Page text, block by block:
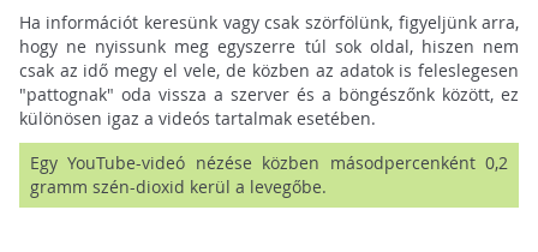
Ha információt keresünk vagy csak szörfölünk, figyeljünk arra,
hogy ne nyissunk meg egyszerre túl sok oldal, hiszen nem
csak az idő megy el vele, de közben az adatok is feleslegesen
"pattognak" oda vissza a szerver és a böngészőnk között, ez
különösen igaz a videós tartalmak esetében.
Egy YouTube-videó nézése közben másodpercenként 0,2
gramm szén-dioxid kerül a levegőbe.